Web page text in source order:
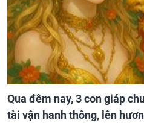
Qua đêm nay, 3 con giáp
tài vận hanh thông, lên